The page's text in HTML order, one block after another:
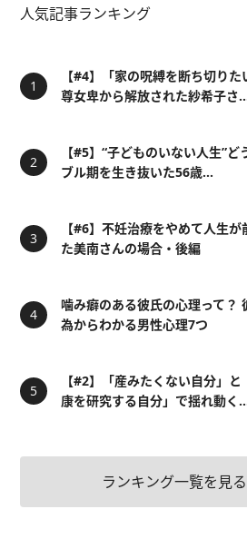
人気記事ランキング
【#4】「家の呪縛を断ち切り
尊女卑から解放された紗希子さ
【#5】“子どものいない人生”
ブル期を生き抜いた56歳...
【#6】不妊治療をやめて人生
た美南さんの場合・後編
噛み癖のある彼氏の心理って？
為からわかる男性心理7つ
【#2】「産みたくない自分」
康を研究する自分」で揺れ動く
ランキング一覧を見る